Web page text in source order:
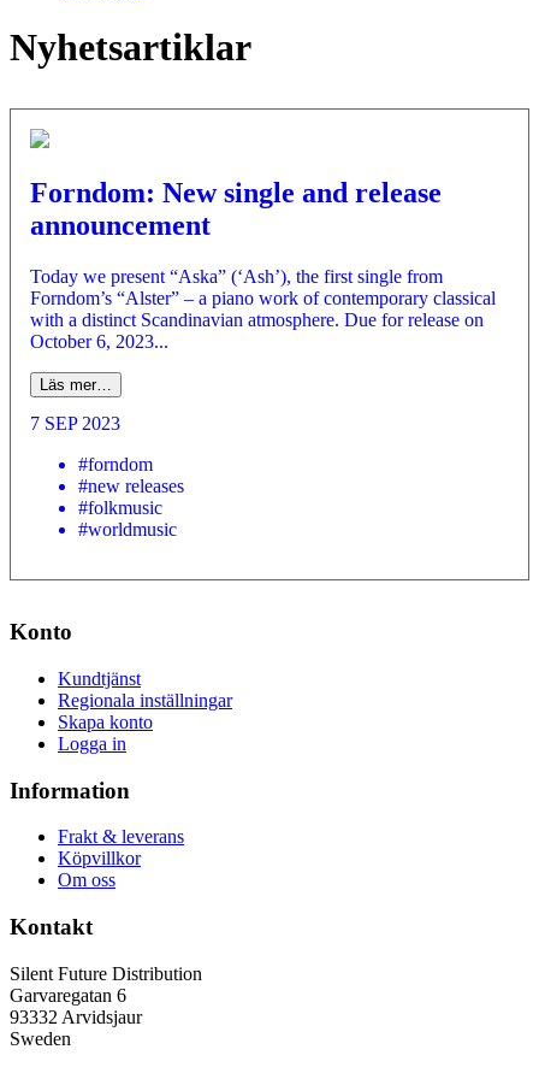
Nyhetsartiklar
Forndom: New single and release
announcement
Today we present “Aska” (‘Ash’), the first single from
Forndom’s “Alster” – a piano work of contemporary classical
with a distinct Scandinavian atmosphere. Due for release on
October 6, 2023...
Läs mer…
7 SEP 2023
#forndom
#new releases
#folkmusic
#worldmusic
Konto
Kundtjänst
Regionala inställningar
Skapa konto
Logga in
Information
Frakt & leverans
Köpvillkor
Om oss
Kontakt
Silent Future Distribution
Garvaregatan 6
93332 Arvidsjaur
Sweden